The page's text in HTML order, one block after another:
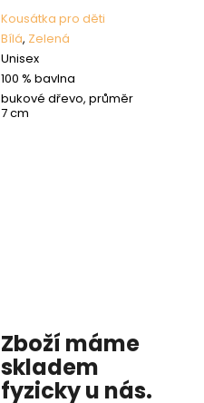
Kousátka pro děti
Bílá, Zelená
Unisex
100 % bavlna
bukové dřevo, průměr
7 cm
Zboží máme
skladem
fyzicky u nás.